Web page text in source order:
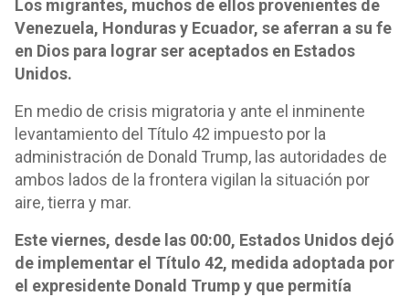
Los migrantes, muchos de ellos provenientes de
Venezuela, Honduras y Ecuador, se aferran a su fe
en Dios para lograr ser aceptados en Estados
Unidos.
En medio de crisis migratoria y ante el inminente
levantamiento del Título 42 impuesto por la
administración de Donald Trump, las autoridades de
ambos lados de la frontera vigilan la situación por
aire, tierra y mar.
Este viernes, desde las 00:00, Estados Unidos dejó
de implementar el Título 42, medida adoptada por
el expresidente Donald Trump y que permitía